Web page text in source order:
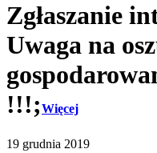
Zgłaszanie
Uwaga na
!!!;Więcej
19 grudnia 2019